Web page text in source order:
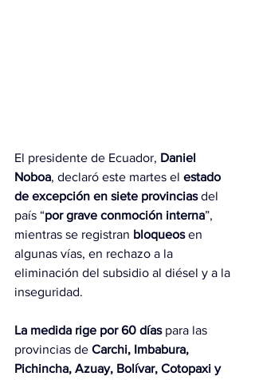
El presidente de Ecuador, Daniel
Noboa, declaró este martes el estado
de excepción en siete provincias del
país “por grave conmoción interna”,
mientras se registran bloqueos en
algunas vías, en rechazo a la
eliminación del subsidio al diésel y a la
inseguridad.
La medida rige por 60 días para las
provincias de Carchi, Imbabura,
Pichincha, Azuay, Bolívar, Cotopaxi y